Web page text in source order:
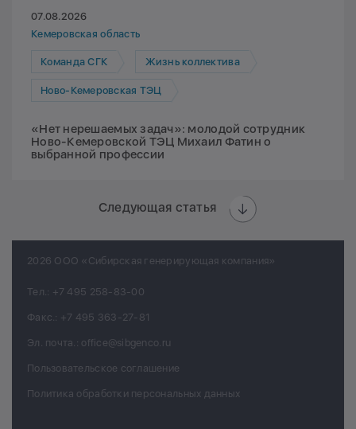
07.08.2026
Кемеровская область
Команда СГК Жизнь коллектива
Ново-Кемеровская ТЭЦ
«Нет нерешаемых задач»: молодой сотрудник
Ново-Кемеровской ТЭЦ Михаил Фатин о
выбранной профессии
Следующая статья
2026 ООО «Сибирская генерирующая компания»
Тел.: +7 495 258-83-00
Факс.: +7 495 363-27-81
Эл. почта.: office@sibgenco.ru
Пользовательское соглашение
Политика обработки персональных данных